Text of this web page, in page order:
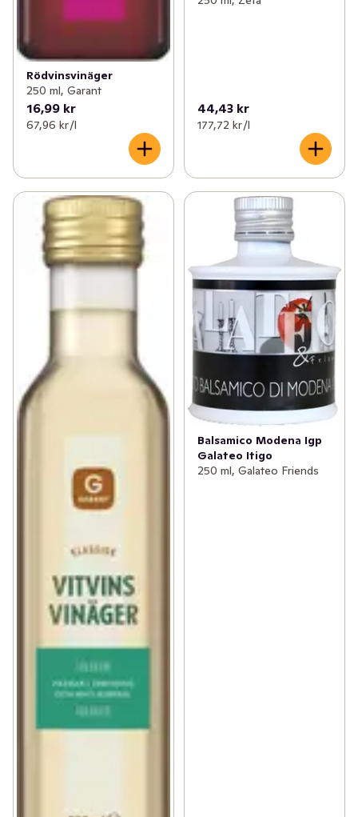
Rödvinsvinäger
250 ml, Garant
16,99 kr
67,96 kr /l
44,43 kr
177,72 kr /l
Balsamico Modena Igp
Galateo Itigo
250 ml, Galateo Friends